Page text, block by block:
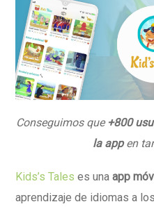
Conseguimos que +800
la appen
Kids’s Tales es unaapp
aprendizaje de idiomas a